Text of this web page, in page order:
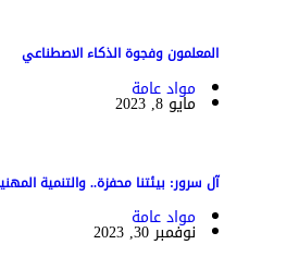
المعلمون وفجوة الذكاء الاصطناعي
مواد عامة
مايو 8, 2023
آل سرور: بيئتنا محفزة.. والتنمية
مواد عامة
نوفمبر 30, 2023